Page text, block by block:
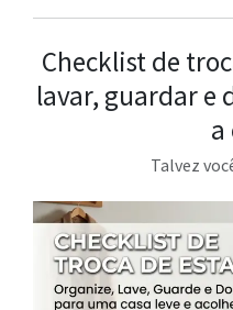
Checklist de
lavar, guardar e
a
Talvez